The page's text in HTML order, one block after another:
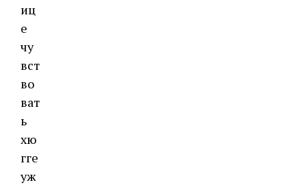
иц
е
чу
вст
во
ват
ь
хю
гге
уж